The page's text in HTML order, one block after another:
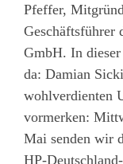
Pfeffer,
Geschäftsführer
GmbH. In
da: Damian
wohlverdienten
vormerken:
Mai senden wir
HP-